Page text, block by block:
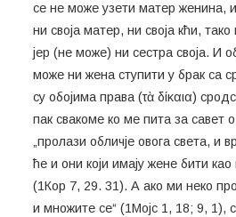
се не може узети матер женина,
ни своја матер, ни своја кћи,
јер (не може) ни сестра своја. И
може ни жена ступити у брак са
су обојима права (τὰ δίκαια)
пак свакоме ко ме пита за савет
„пролази обличје овога света, и
ће и они који имају жене бити као
(1Кор 7, 29. 31). А ако ми неко
и множите се“ (1Мојс 1, 18; 9, 1),